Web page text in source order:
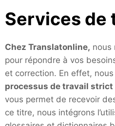
Services de
Chez Translatonline, nous
pour répondre à vos
et correction. En effet,
processus de travail
vous permet de recevoir
ce titre, nous intégrons